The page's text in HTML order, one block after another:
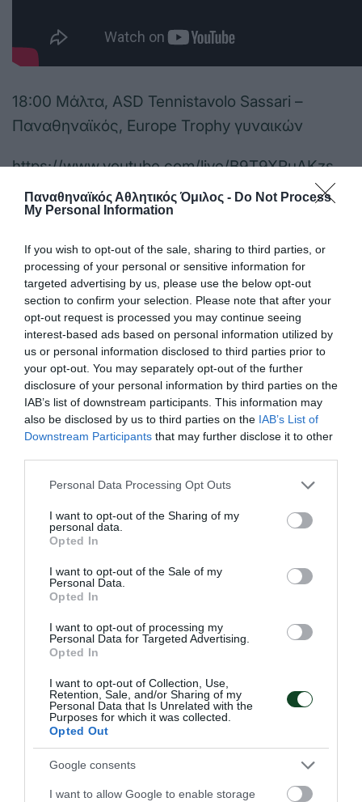
Παναθηναϊκός Αθλητικός Όμιλος - Do Not Process
My Personal Information
If you wish to opt-out of the sale, sharing to third parties, or
processing of your personal or sensitive information for
targeted advertising by us, please use the below opt-out
section to confirm your selection. Please note that after your
opt-out request is processed you may continue seeing
interest-based ads based on personal information utilized by
us or personal information disclosed to third parties prior to
your opt-out. You may separately opt-out of the further
disclosure of your personal information by third parties on the
IAB’s list of downstream participants. This information may
also be disclosed by us to third parties on the IAB’s List of
Downstream Participants that may further disclose it to other
Please note that this website/app uses one or more Google
not limited to your visit or usage behaviour. You may click to
grant or deny consent to Google and its third-party tags to
use your data for below specified purposes in below Google
consent section.
Personal Data Processing Opt Outs
I want to opt-out of the Sharing of my
personal data.
Opted In
I want to opt-out of the Sale of my
Personal Data.
Opted In
I want to opt-out of processing my
Personal Data for Targeted Advertising.
Opted In
I want to opt-out of Collection, Use,
Retention, Sale, and/or Sharing of my
Personal Data that Is Unrelated with the
Purposes for which it was collected.
Opted Out
Google consents
I want to allow Google to enable storage
18:00 Μάλτα, ASD Tennistavolo Sassari –
Παναθηναϊκός, Europe Trophy γυναικών
https://www.youtube.com/live/B9T9XRuAKzs
18:00 Πολίχνη, Πήγασος Πολίχνης-
ανδρών (ESAP TV)
18:00 Π.Φάληρο, Παλαιό Φάληρο-
Παναθηναϊκός, Α1 πόλο ανδρών (KOE TV)